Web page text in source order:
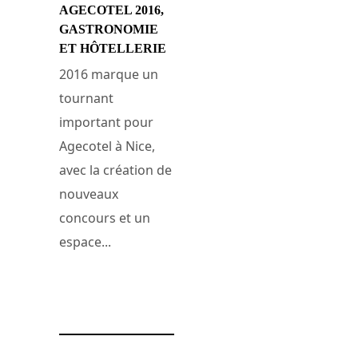
AGECOTEL 2016,
GASTRONOMIE
ET HÔTELLERIE
2016 marque un
tournant
important pour
Agecotel à Nice,
avec la création de
nouveaux
concours et un
espace...